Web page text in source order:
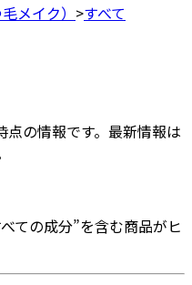
メイク） >すべて
点の情報です。最新情報は
ての成分”を含む商品がヒ